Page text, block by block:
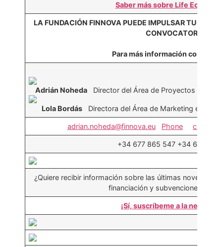
Saber más sobre Life
LA FUNDACIÓN FINNOVA PUEDE IMPULSAR TU
CONVOCATORIA
Para más información contacta
Adrián NohedaDirector del Área de Proyectos de
Lola BordásDirectora del Área de Marketing en la
adrian.noheda@finnova.eu Phone
+34 677 865 547 +34 619
¿Quiere recibir información sobre las últimas
financiación y subvenciones
¡Sí, suscríbeme a la